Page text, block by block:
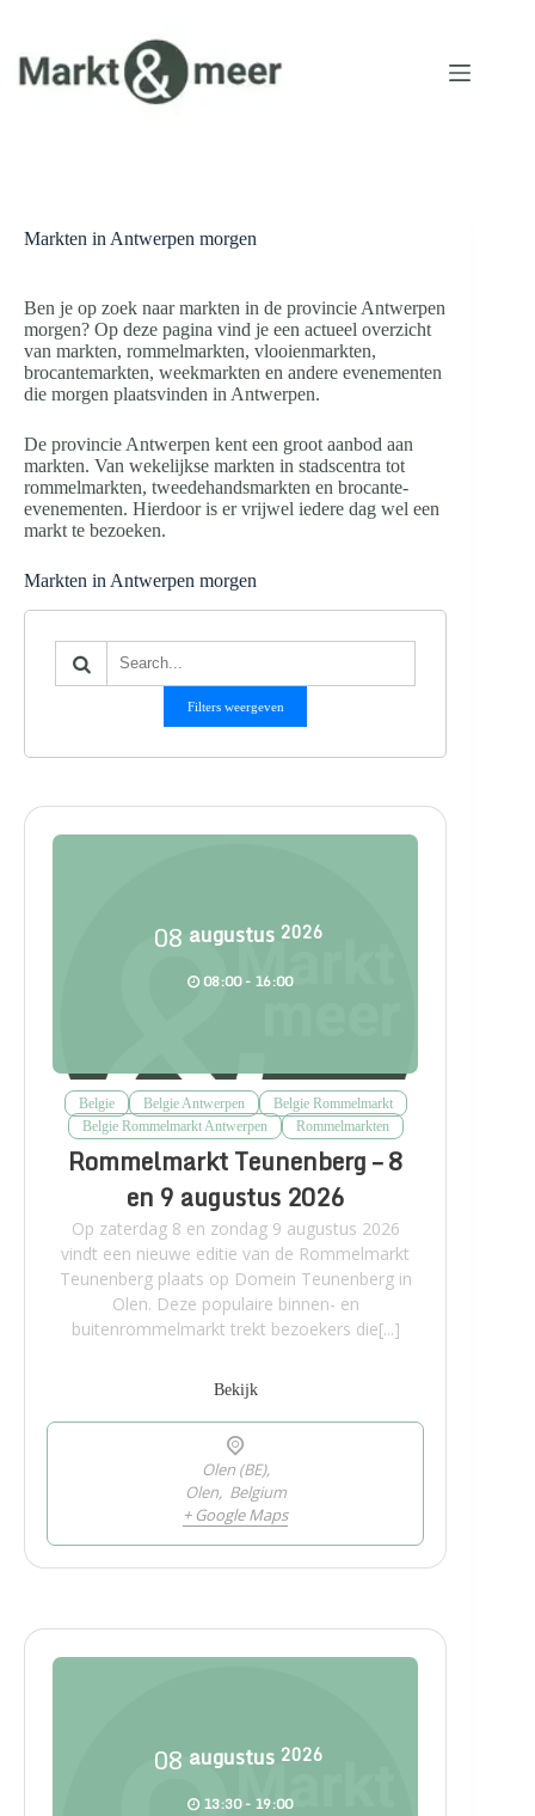
de
inhoud
Markten in Antwerpen morgen
Ben je op zoek naar markten in de provincie Antwerpen
morgen? Op deze pagina vind je een actueel overzicht
van markten, rommelmarkten, vlooienmarkten,
brocantemarkten, weekmarkten en andere evenementen
die morgen plaatsvinden in Antwerpen.
De provincie Antwerpen kent een groot aanbod aan
markten. Van wekelijkse markten in stadscentra tot
rommelmarkten, tweedehandsmarkten en brocante-
evenementen. Hierdoor is er vrijwel iedere dag wel een
markt te bezoeken.
Markten in Antwerpen morgen
Filters weergeven
08 augustus 2026
08:00 - 16:00
Belgie Belgie Antwerpen
Belgie Rommelmarkt
Belgie Rommelmarkt Antwerpen
Rommelmarkten
Rommelmarkt Teunenberg – 8
en 9 augustus 2026
Op zaterdag 8 en zondag 9 augustus 2026
vindt een nieuwe editie van de Rommelmarkt
Teunenberg plaats op Domein Teunenberg in
Olen. Deze populaire binnen- en
buitenrommelmarkt trekt bezoekers die[...]
Bekijk
Olen (BE),
Olen, Belgium
+ Google Maps
08 augustus 2026
13:30 - 19:00